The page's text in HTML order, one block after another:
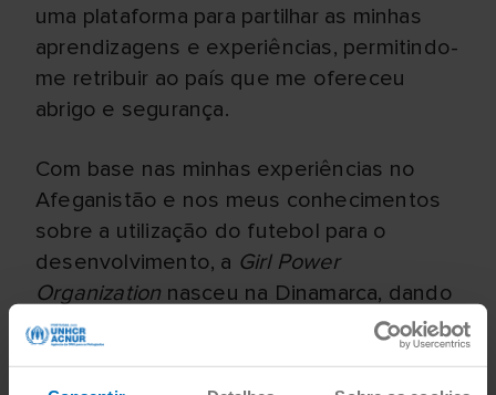
uma plataforma para partilhar as minhas
aprendizagens e experiências, permitindo-
me retribuir ao país que me ofereceu
abrigo e segurança.
Com base nas minhas experiências no
Afeganistão e nos meus conhecimentos
sobre a utilização do futebol para o
desenvolvimento, a Girl Power
Organization nasceu na Dinamarca, dando
continuidade à missão que começou no
Afeganistão.